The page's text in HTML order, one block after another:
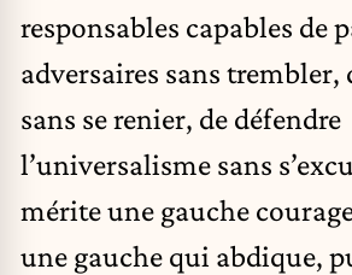
responsables capables de
adversaires sans trembler,
sans se renier, de défendre
l’universalisme sans
mérite une gauche
une gauche qui abdique,